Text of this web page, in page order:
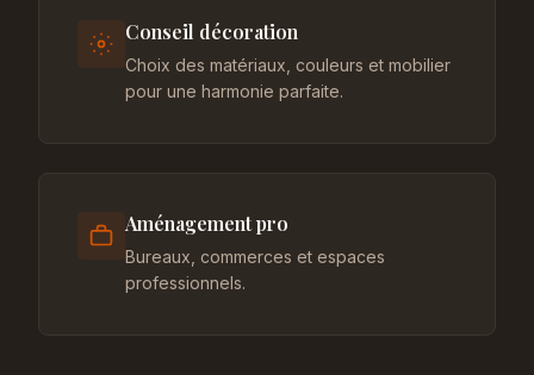
Conseil décoration
Choix des matériaux, couleurs et mobilier
pour une harmonie parfaite.
Aménagement pro
Bureaux, commerces et espaces
professionnels.